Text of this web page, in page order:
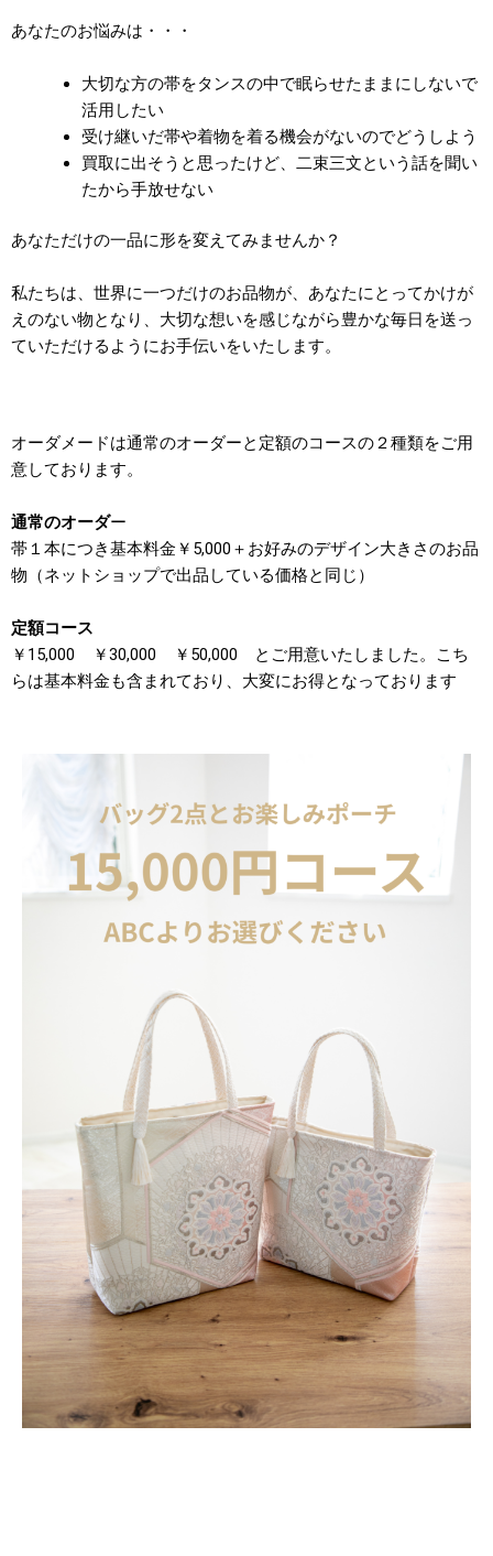
あなたのお悩みは・・・
大切な方の帯をタンスの中で眠らせたままにしないで
活用したい
受け継いだ帯や着物を着る機会がないのでどうしよう
買取に出そうと思ったけど、二束三文という話を聞い
たから手放せない
あなただけの一品に形を変えてみませんか？
私たちは、世界に一つだけのお品物が、あなたにとってかけが
えのない物となり、大切な想いを感じながら豊かな毎日を送っ
ていただけるようにお手伝いをいたします。
オーダメードは通常のオーダーと定額のコースの２種類をご用
意しております。
通常のオーダー
帯１本につき基本料金￥5,000＋お好みのデザイン大きさのお品
物（ネットショップで出品している価格と同じ）
定額コース
￥15,000 ￥30,000 ￥50,000 とご用意いたしました。こち
らは基本料金も含まれており、大変にお得となっております